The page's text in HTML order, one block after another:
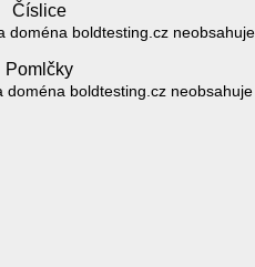
Číslice
boldtesting.cz
Pomlčky
boldtesting.cz neobsahuje